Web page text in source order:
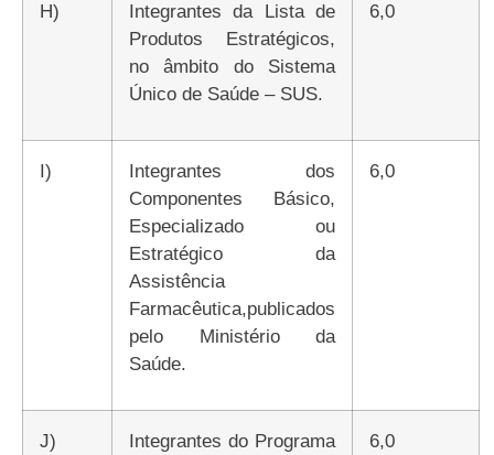
h)
Integrantes da Lista de
Produtos Estratégicos,
no âmbito do Sistema
Único de Saúde – SUS.
6,0
i)
Integrantes dos
Componentes Básico,
Especializado ou
Estratégico da
Assistência
Farmacêutica,publicados
pelo Ministério da
Saúde.
6,0
j)
Integrantes do Programa
6,0